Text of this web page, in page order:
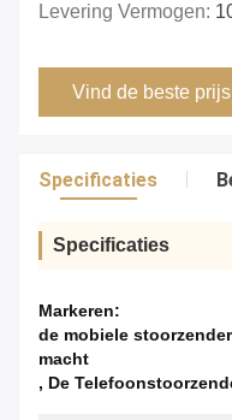
Levering Vermogen:
Vind de beste prijs
Specificaties
Specificaties
Markeren:
de mobiele
macht
, De